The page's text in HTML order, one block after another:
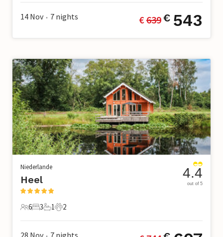
14 Nov • 7 nights € 639€ 543
Niederlande
Heel
6 Gäste
6
3 Schlafzimmer
3
1 Badezimmer
1
2 Haustiere
2
4.4
out of 5
28 Nov 7 nights